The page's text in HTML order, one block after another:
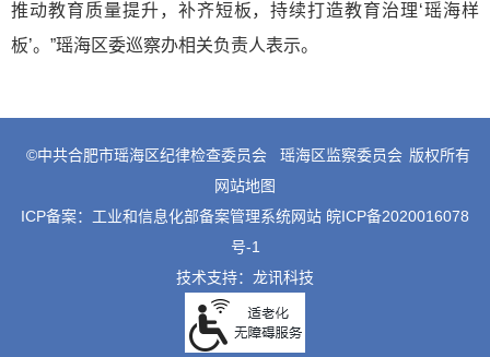
推动教育质量提升，补齐短板，持续打造教育治理‘瑶海样
板’。”瑶海区委巡察办相关负责人表示。
©中共合肥市瑶海区纪律检查委员会 瑶海区监察委员会 版权所有
网站地图
ICP备案： 工业和信息化部备案管理系统网站 皖ICP备2020016078
号-1
技术支持： 龙讯科技